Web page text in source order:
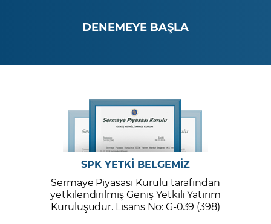
DENEMEYE BAŞLA
SPK YETKİ BELGEMİZ
Sermaye Piyasası Kurulu tarafından
yetkilendirilmiş Geniş Yetkili Yatırım
Kuruluşudur. Lisans No: G-039 (398)